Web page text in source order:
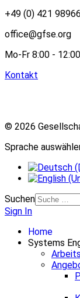
+49 (0) 421
office@gfse.org
Mo-Fr 8:00 - 12:00
Kontakt
© 2026
Sprache
Suchen
Sign In
Home
Systems